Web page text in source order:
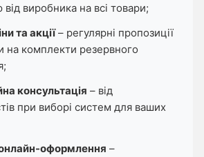
від виробника на всі товари;
та акції– регулярні пропозиції
на комплекти резервного
консультація – від
при виборі систем для ваших
оформлення –